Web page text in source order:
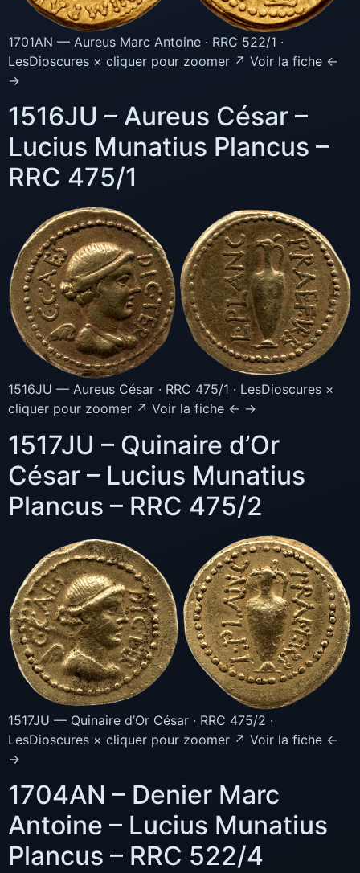
1701AN — Aureus Marc Antoine · RRC 522/1 ·
LesDioscures × cliquer pour zoomer ↗ Voir la fiche ←
→
1516JU – Aureus César –
Lucius Munatius Plancus –
RRC 475/1
1516JU — Aureus César · RRC 475/1 · LesDioscures ×
cliquer pour zoomer ↗ Voir la fiche ← →
1517JU – Quinaire d’Or
César – Lucius Munatius
Plancus – RRC 475/2
1517JU — Quinaire d’Or César · RRC 475/2 ·
LesDioscures × cliquer pour zoomer ↗ Voir la fiche ←
→
1704AN – Denier Marc
Antoine – Lucius Munatius
Plancus – RRC 522/4